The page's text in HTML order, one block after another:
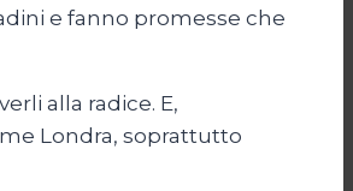
e fanno promesse che
alla radice. E,
Londra, soprattutto